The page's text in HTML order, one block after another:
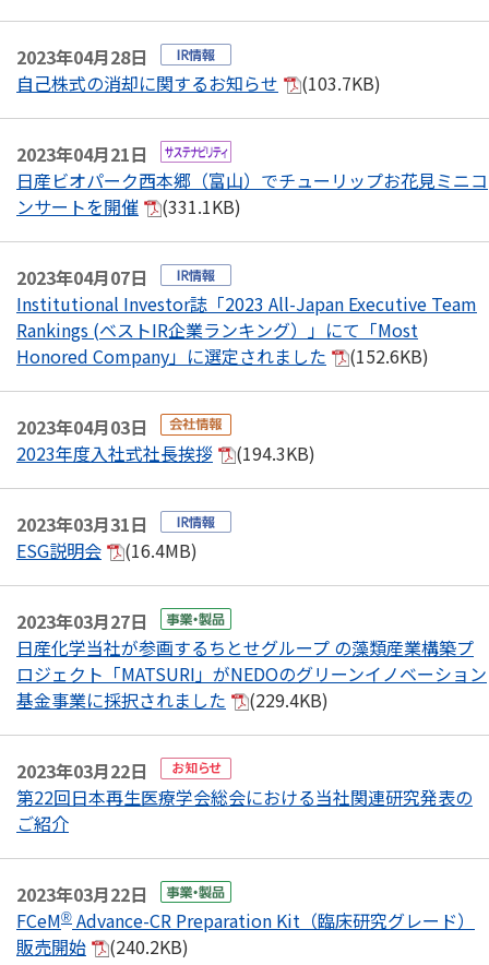
2023年04月28日
自己株式の消却に関するお知らせ
(103.7KB)
2023年04月21日
日産ビオパーク西本郷（富山）でチューリップお花見ミニコ
ンサートを開催
(331.1KB)
2023年04月07日
Institutional Investor誌「2023 All-Japan Executive Team
Rankings (ベストIR企業ランキング）」にて「Most
Honored Company」に選定されました
(152.6KB)
2023年04月03日
2023年度入社式社長挨拶
(194.3KB)
2023年03月31日
ESG説明会
(16.4MB)
2023年03月27日
日産化学当社が参画するちとせグループ の藻類産業構築プ
ロジェクト「MATSURI」がNEDOのグリーンイノベーション
基金事業に採択されました
(229.4KB)
2023年03月22日
第22回日本再生医療学会総会における当社関連研究発表の
ご紹介
2023年03月22日
FCeM® Advance-CR Preparation Kit（臨床研究グレード）
販売開始
(240.2KB)